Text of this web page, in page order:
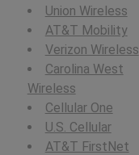
Union Wireless
AT&T Mobility
Verizon Wireless
Carolina West
Wireless
Cellular One
U.S. Cellular
AT&T FirstNet